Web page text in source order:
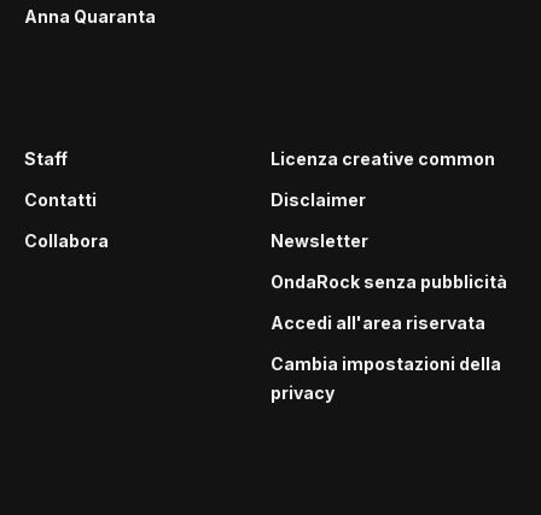
Anna Quaranta
Staff
Contatti
Collabora
Licenza creative common
Disclaimer
Newsletter
OndaRock senza pubblicità
Accedi all'area riservata
Cambia impostazioni della
privacy